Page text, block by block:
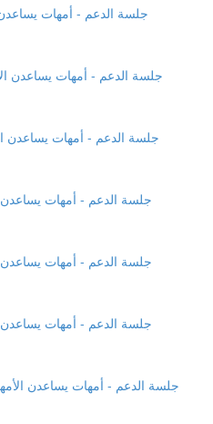
جلسة الدعم - أمهات يساعدن
جلسة الدعم - أمهات يساعدن
جلسة الدعم - أمهات يساعدن
جلسة الدعم - أمهات يساعدن
جلسة الدعم - أمهات يساعدن
جلسة الدعم - أمهات يساعدن